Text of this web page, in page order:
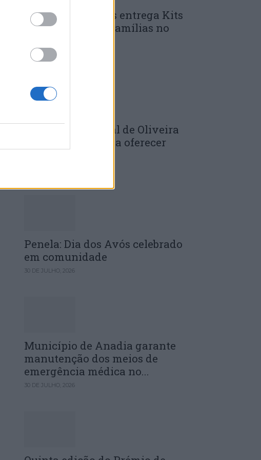
Município de Góis entrega Kits
Comunitários às famílias no
30 DE JULHO, 2026
Câmara Municipal de Oliveira
do Hospital volta a oferecer
Penela: Dia dos Avós celebrado
em comunidade
30 DE JULHO, 2026
Município de Anadia garante
manutenção dos meios de
emergência médica no...
30 DE JULHO, 2026